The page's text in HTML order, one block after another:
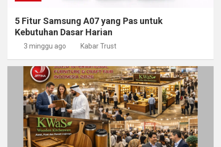
5 Fitur Samsung A07 yang Pas untuk
Kebutuhan Dasar Harian
3 minggu ago Kabar Trust